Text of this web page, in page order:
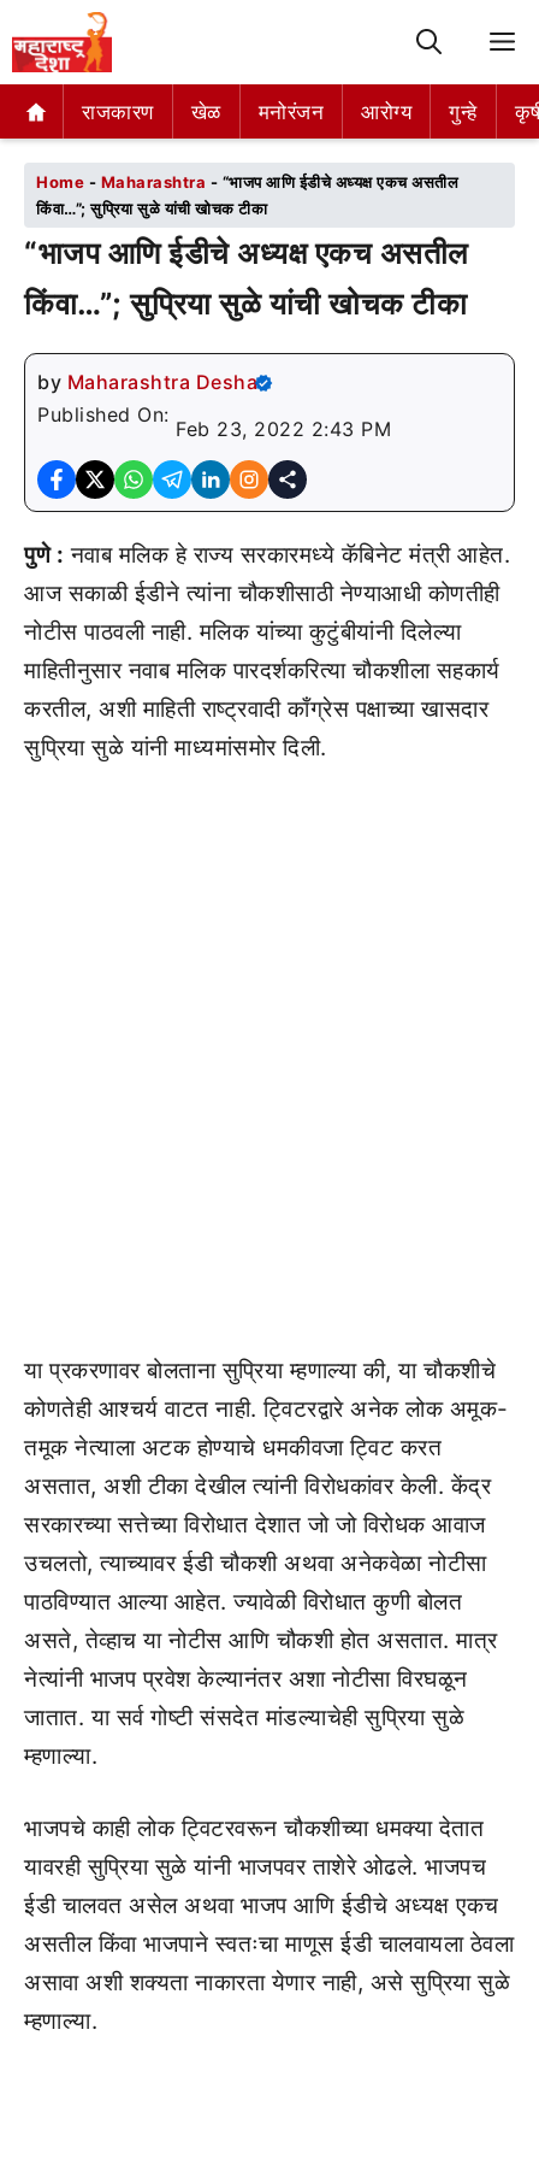
राजकारण खेळ मनोरंजन आरोग्य गुन्हे
राजकारण खेळ मनोरंजन आरोग्य गुन्हे
Home - Maharashtra - “भाजप आणि ईडीचे अध्यक्ष एकच असतील
किंवा…”; सुप्रिया सुळे यांची खोचक टीका
“भाजप आणि ईडीचे अध्यक्ष एकच असतील
किंवा…”; सुप्रिया सुळे यांची खोचक टीका
by Maharashtra Desha
Published On:
Feb 23, 2022 2:43 PM
पुणे : नवाब मलिक हे राज्य सरकारमध्ये कॅबिनेट मंत्री आहेत.
आज सकाळी ईडीने त्यांना चौकशीसाठी नेण्याआधी कोणतीही
नोटीस पाठवली नाही. मलिक यांच्या कुटुंबीयांनी दिलेल्या
माहितीनुसार नवाब मलिक पारदर्शकरित्या चौकशीला सहकार्य
करतील, अशी माहिती राष्ट्रवादी काँग्रेस पक्षाच्या खासदार
सुप्रिया सुळे यांनी माध्यमांसमोर दिली.
या प्रकरणावर बोलताना सुप्रिया म्हणाल्या की, या चौकशीचे
कोणतेही आश्चर्य वाटत नाही. ट्विटरद्वारे अनेक लोक अमूक-
तमूक नेत्याला अटक होण्याचे धमकीवजा ट्विट करत
असतात, अशी टीका देखील त्यांनी विरोधकांवर केली. केंद्र
सरकारच्या सत्तेच्या विरोधात देशात जो जो विरोधक आवाज
उचलतो, त्याच्यावर ईडी चौकशी अथवा अनेकवेळा नोटीसा
पाठविण्यात आल्या आहेत. ज्यावेळी विरोधात कुणी बोलत
असते, तेव्हाच या नोटीस आणि चौकशी होत असतात. मात्र
नेत्यांनी भाजप प्रवेश केल्यानंतर अशा नोटीसा विरघळून
जातात. या सर्व गोष्टी संसदेत मांडल्याचेही सुप्रिया सुळे
म्हणाल्या.
भाजपचे काही लोक ट्विटरवरून चौकशीच्या धमक्या देतात
यावरही सुप्रिया सुळे यांनी भाजपवर ताशेरे ओढले. भाजपच
ईडी चालवत असेल अथवा भाजप आणि ईडीचे अध्यक्ष एकच
असतील किंवा भाजपाने स्वतःचा माणूस ईडी चालवायला ठेवला
असावा अशी शक्यता नाकारता येणार नाही, असे सुप्रिया सुळे
म्हणाल्या.